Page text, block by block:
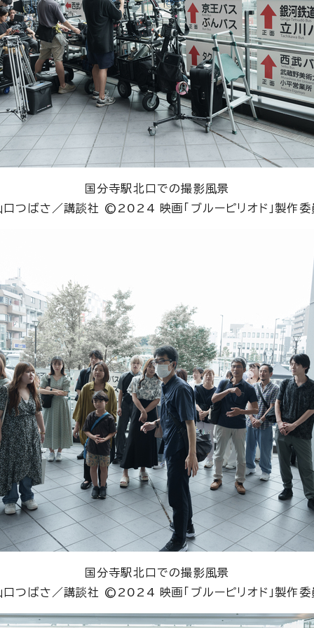
国分寺駅北口での撮影風景
つばさ／講談社 ©2024 映画「ブルーピリオド」製作委
国分寺駅北口での撮影風景
つばさ／講談社 ©2024 映画「ブルーピリオド」製作委